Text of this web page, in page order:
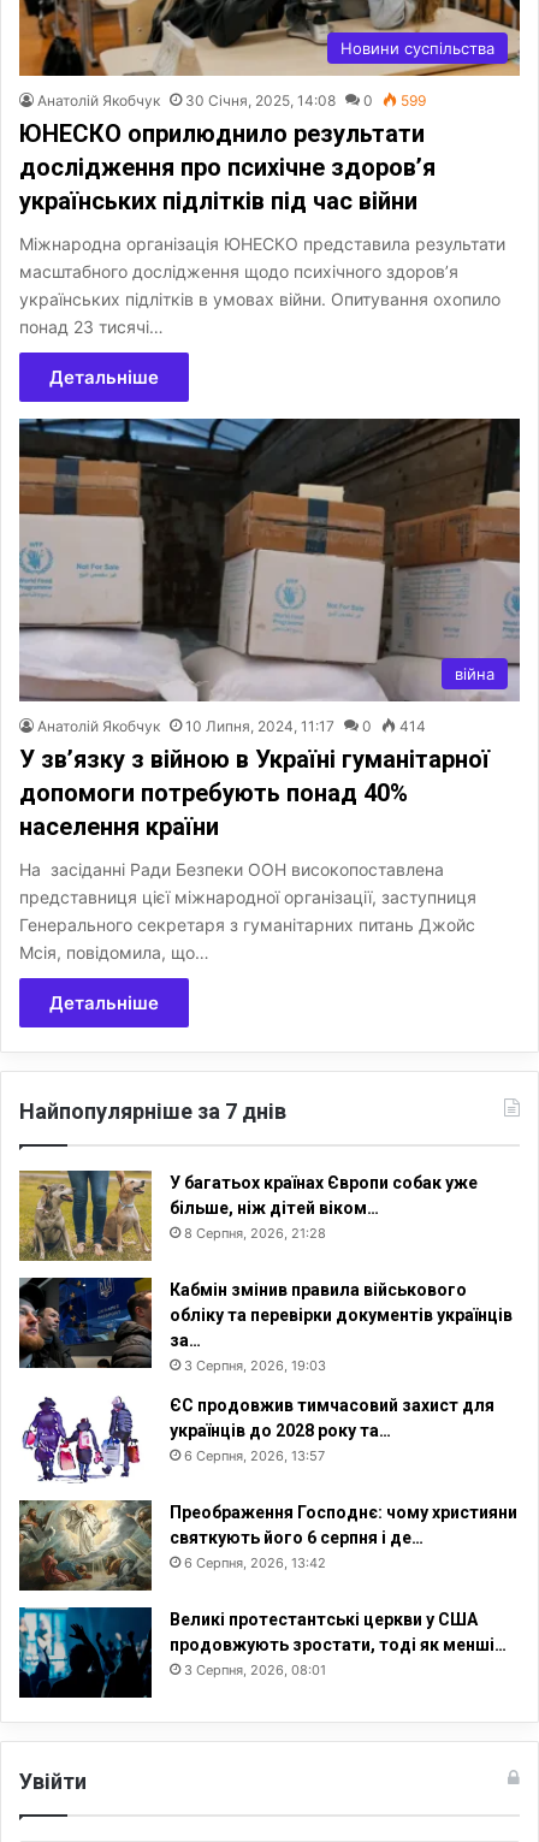
Новини суспільства
Анатолій Якобчук 30 Січня, 2025, 14:08 0 599
ЮНЕСКО оприлюднило результати
дослідження про психічне здоров’я
українських підлітків під час війни
Міжнародна організація ЮНЕСКО представила результати
масштабного дослідження щодо психічного здоров’я
українських підлітків в умовах війни. Опитування охопило
понад 23 тисячі…
Детальніше
війна
Анатолій Якобчук 10 Липня, 2024, 11:17 0 414
У зв’язку з війною в Україні гуманітарної
допомоги потребують понад 40%
населення країни
На засіданні Ради Безпеки ООН високопоставлена
представниця цієї міжнародної організації, заступниця
Генерального секретаря з гуманітарних питань Джойс
Мсія, повідомила, що…
Детальніше
Найпопулярніше за 7 днів
У багатьох країнах Європи собак уже
більше, ніж дітей віком…
8 Серпня, 2026, 21:28
Кабмін змінив правила військового
обліку та перевірки документів українців
за…
3 Серпня, 2026, 19:03
ЄС продовжив тимчасовий захист для
українців до 2028 року та…
6 Серпня, 2026, 13:57
Преображення Господнє: чому християни
святкують його 6 серпня і де…
6 Серпня, 2026, 13:42
Великі протестантські церкви у США
продовжують зростати, тоді як менші…
3 Серпня, 2026, 08:01
Увійти